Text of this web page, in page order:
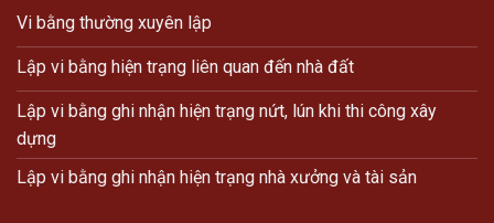
Vi bằng thường xuyên lập
Lập vi bằng hiện trạng liên quan đến nhà đất
Lập vi bằng ghi nhận hiện trạng nứt, lún khi thi công xây
dựng
Lập vi bằng ghi nhận hiện trạng nhà xưởng và tài sản